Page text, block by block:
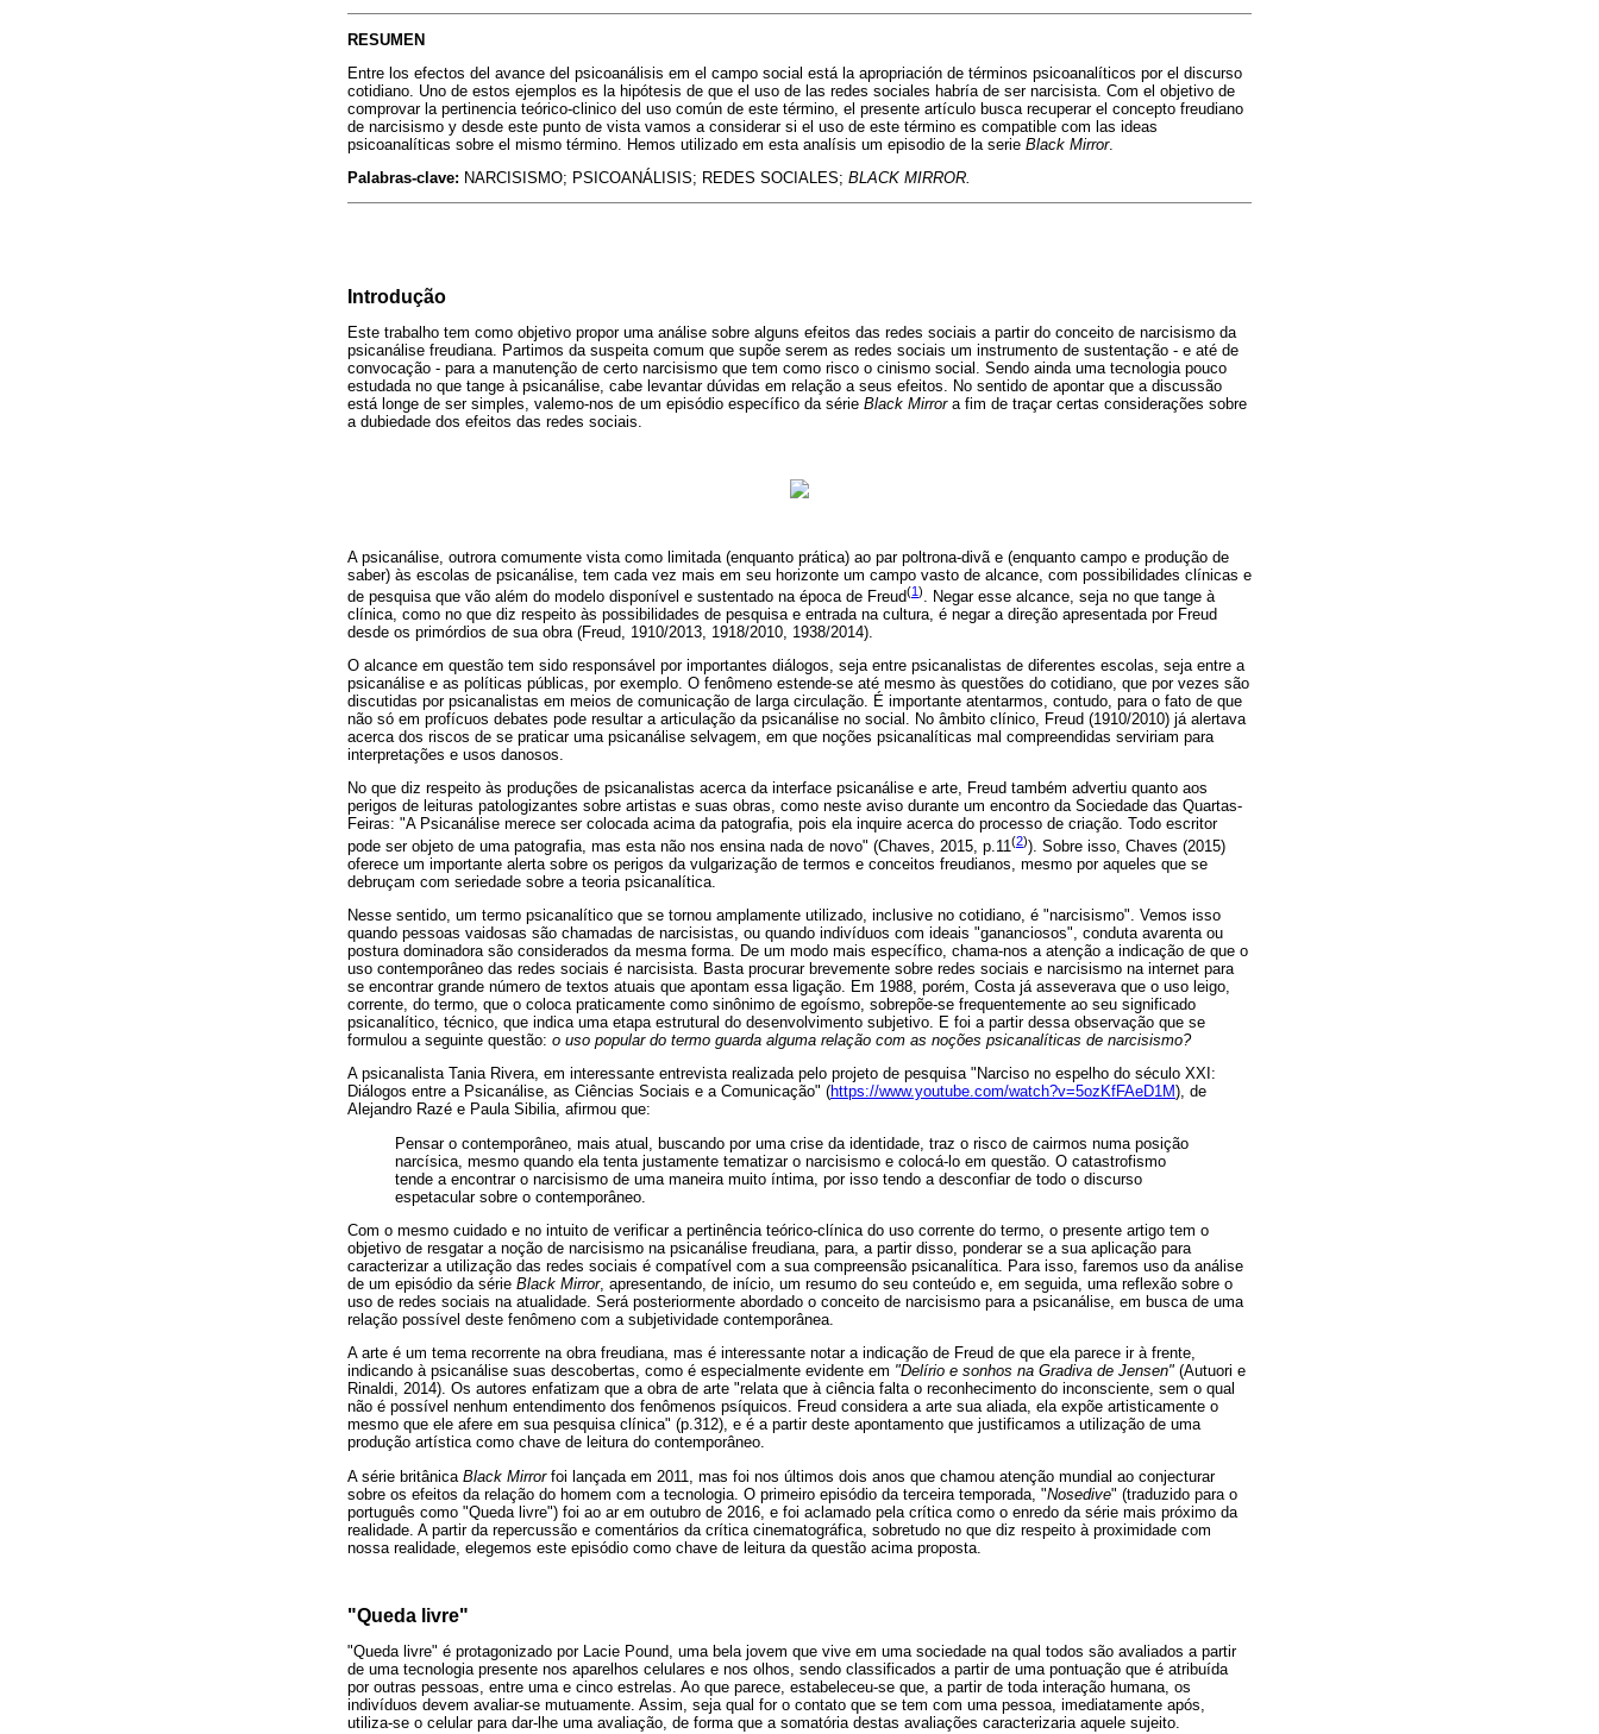
RESUMEN
Entre los efectos del avance del psicoanálisis em el campo social está la apropriación de términos psicoanalíticos por el discurso
cotidiano. Uno de estos ejemplos es la hipótesis de que el uso de las redes sociales habría de ser narcisista. Com el objetivo de
comprovar la pertinencia teórico-clinico del uso común de este término, el presente artículo busca recuperar el concepto freudiano
de narcisismo y desde este punto de vista vamos a considerar si el uso de este término es compatible com las ideas
psicoanalíticas sobre el mismo término. Hemos utilizado em esta analísis um episodio de la serie Black Mirror.
Palabras-clave: NARCISISMO; PSICOANÁLISIS; REDES SOCIALES; BLACK MIRROR.
Introdução
Este trabalho tem como objetivo propor uma análise sobre alguns efeitos das redes sociais a partir do conceito de narcisismo da
psicanálise freudiana. Partimos da suspeita comum que supõe serem as redes sociais um instrumento de sustentação - e até de
convocação - para a manutenção de certo narcisismo que tem como risco o cinismo social. Sendo ainda uma tecnologia pouco
estudada no que tange à psicanálise, cabe levantar dúvidas em relação a seus efeitos. No sentido de apontar que a discussão
está longe de ser simples, valemo-nos de um episódio específico da série Black Mirrora fim de traçar certas considerações sobre
a dubiedade dos efeitos das redes sociais.
A psicanálise, outrora comumente vista como limitada (enquanto prática) ao par poltrona-divã e (enquanto campo e produção de
saber) às escolas de psicanálise, tem cada vez mais em seu horizonte um campo vasto de alcance, com possibilidades clínicas e
de pesquisa que vão além do modelo disponível e sustentado na época de Freud(1)
. Negar esse alcance, seja no que tange à
clínica, como no que diz respeito às possibilidades de pesquisa e entrada na cultura, é negar a direção apresentada por Freud
desde os primórdios de sua obra (Freud, 1910/2013, 1918/2010, 1938/2014).
O alcance em questão tem sido responsável por importantes diálogos, seja entre psicanalistas de diferentes escolas, seja entre a
psicanálise e as políticas públicas, por exemplo. O fenômeno estende-se até mesmo às questões do cotidiano, que por vezes são
discutidas por psicanalistas em meios de comunicação de larga circulação. É importante atentarmos, contudo, para o fato de que
não só em profícuos debates pode resultar a articulação da psicanálise no social. No âmbito clínico, Freud (1910/2010) já alertava
acerca dos riscos de se praticar uma psicanálise selvagem, em que noções psicanalíticas mal compreendidas serviriam para
interpretações e usos danosos.
No que diz respeito às produções de psicanalistas acerca da interface psicanálise e arte, Freud também advertiu quanto aos
perigos de leituras patologizantes sobre artistas e suas obras, como neste aviso durante um encontro da Sociedade das Quartas-
Feiras: "A Psicanálise merece ser colocada acima da patografia, pois ela inquire acerca do processo de criação. Todo escritor
pode ser objeto de uma patografia, mas esta não nos ensina nada de novo" (Chaves, 2015, p.11(2)). Sobre isso, Chaves (2015)
oferece um importante alerta sobre os perigos da vulgarização de termos e conceitos freudianos, mesmo por aqueles que se
debruçam com seriedade sobre a teoria psicanalítica.
Nesse sentido, um termo psicanalítico que se tornou amplamente utilizado, inclusive no cotidiano, é "narcisismo". Vemos isso
quando pessoas vaidosas são chamadas de narcisistas, ou quando indivíduos com ideais "gananciosos", conduta avarenta ou
postura dominadora são considerados da mesma forma. De um modo mais específico, chama-nos a atenção a indicação de que o
uso contemporâneo das redes sociais é narcisista. Basta procurar brevemente sobre redes sociais e narcisismo na internet para
se encontrar grande número de textos atuais que apontam essa ligação. Em 1988, porém, Costa já asseverava que o uso leigo,
corrente, do termo, que o coloca praticamente como sinônimo de egoísmo, sobrepõe-se frequentemente ao seu significado
psicanalítico, técnico, que indica uma etapa estrutural do desenvolvimento subjetivo. E foi a partir dessa observação que se
formulou a seguinte questão: o uso popular do termo guarda alguma relação com as noções psicanalíticas de narcisismo?
A psicanalista Tania Rivera, em interessante entrevista realizada pelo projeto de pesquisa "Narciso no espelho do século XXI:
Diálogos entre a Psicanálise, as Ciências Sociais e a Comunicação" (https://www.youtube.com/watch?v=5ozKfFAeD1M), de
Alejandro Razé e Paula Sibilia, afirmou que:
Pensar o contemporâneo, mais atual, buscando por uma crise da identidade, traz o risco de cairmos numa posição
narcísica, mesmo quando ela tenta justamente tematizar o narcisismo e colocá-lo em questão. O catastrofismo
tende a encontrar o narcisismo de uma maneira muito íntima, por isso tendo a desconfiar de todo o discurso
espetacular sobre o contemporâneo.
Com o mesmo cuidado e no intuito de verificar a pertinência teórico-clínica do uso corrente do termo, o presente artigo tem o
objetivo de resgatar a noção de narcisismo na psicanálise freudiana, para, a partir disso, ponderar se a sua aplicação para
caracterizar a utilização das redes sociais é compatível com a sua compreensão psicanalítica. Para isso, faremos uso da análise
de um episódio da série Black Mirror, apresentando, de início, um resumo do seu conteúdo e, em seguida, uma reflexão sobre o
uso de redes sociais na atualidade. Será posteriormente abordado o conceito de narcisismo para a psicanálise, em busca de uma
relação possível deste fenômeno com a subjetividade contemporânea.
A arte é um tema recorrente na obra freudiana, mas é interessante notar a indicação de Freud de que ela parece ir à frente,
indicando à psicanálise suas descobertas, como é especialmente evidente em "Delírio e sonhos na Gradiva de Jensen" (Autuori e
Rinaldi, 2014). Os autores enfatizam que a obra de arte "relata que à ciência falta o reconhecimento do inconsciente, sem o qual
não é possível nenhum entendimento dos fenômenos psíquicos. Freud considera a arte sua aliada, ela expõe artisticamente o
mesmo que ele afere em sua pesquisa clínica" (p.312), e é a partir deste apontamento que justificamos a utilização de uma
produção artística como chave de leitura do contemporâneo.
A série britânica Black Mirrorfoi lançada em 2011, mas foi nos últimos dois anos que chamou atenção mundial ao conjecturar
sobre os efeitos da relação do homem com a tecnologia. O primeiro episódio da terceira temporada, "Nosedive" (traduzido para o
português como "Queda livre") foi ao ar em outubro de 2016, e foi aclamado pela crítica como o enredo da série mais próximo da
realidade. A partir da repercussão e comentários da crítica cinematográfica, sobretudo no que diz respeito à proximidade com
nossa realidade, elegemos este episódio como chave de leitura da questão acima proposta.
"Queda livre"
"Queda livre" é protagonizado por Lacie Pound, uma bela jovem que vive em uma sociedade na qual todos são avaliados a partir
de uma tecnologia presente nos aparelhos celulares e nos olhos, sendo classificados a partir de uma pontuação que é atribuída
por outras pessoas, entre uma e cinco estrelas. Ao que parece, estabeleceu-se que, a partir de toda interação humana, os
indivíduos devem avaliar-se mutuamente. Assim, seja qual for o contato que se tem com uma pessoa, imediatamente após,
utiliza-se o celular para dar-lhe uma avaliação, de forma que a somatória destas avaliações caracterizaria aquele sujeito.